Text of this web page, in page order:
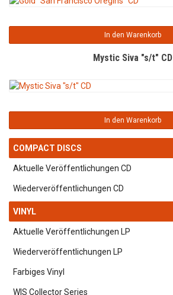
In den Warenkorb
Mystic Siva "s/t" CD
In den Warenkorb
COMPACT DISCS
Aktuelle Veröffentlichungen CD
Wiederveröffentlichungen CD
VINYL
Aktuelle Veröffentlichungen LP
Wiederveröffentlichungen LP
Farbiges Vinyl
WIS Collector Series